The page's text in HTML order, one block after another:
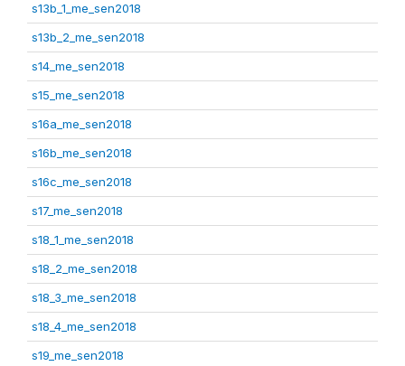
s13b_1_me_sen2018
s13b_2_me_sen2018
s14_me_sen2018
s15_me_sen2018
s16a_me_sen2018
s16b_me_sen2018
s16c_me_sen2018
s17_me_sen2018
s18_1_me_sen2018
s18_2_me_sen2018
s18_3_me_sen2018
s18_4_me_sen2018
s19_me_sen2018